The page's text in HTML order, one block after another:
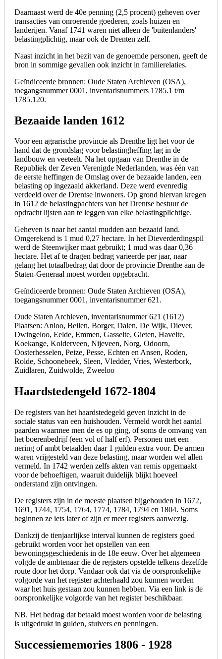
Daarnaast werd de 40e penning (2,5 procent) geheven over
transacties van onroerende goederen, zoals huizen en
landerijen. Vanaf 1741 waren niet alleen de 'buitenlanders'
belastingplichtig, maar ook de Drenten zelf.
Naast inzicht in het bezit van de genoemde personen, geeft de
bron in sommige gevallen ook inzicht in familierelaties.
Geïndiceerde bronnen: Oude Staten Archieven (OSA),
toegangsnummer 0001, inventarisnummers 1785.1 t/m
1785.120.
Bezaaide landen 1612
Voor een agrarische provincie als Drenthe ligt het voor de
hand dat de grondslag voor belastingheffing lag in de
landbouw en veeteelt. Na het opgaan van Drenthe in de
Republiek der Zeven Verenigde Nederlanden, was één van
de eerste heffingen de Omslag over de bezaaide landen, een
belasting op ingezaaid akkerland. Deze werd evenredig
verdeeld over de Drentse inwoners. Op grond hiervan kregen
in 1612 de belastingpachters van het Drentse bestuur de
opdracht lijsten aan te leggen van elke belastingplichtige.
Geheven is naar het aantal mudden aan bezaaid land.
Omgerekend is 1 mud 0,27 hectare. In het Dieverderdingspil
werd de Steenwijker maat gebruikt; 1 mud was daar 0,36
hectare. Het af te dragen bedrag varieerde per jaar, naar
gelang het totaalbedrag dat door de provincie Drenthe aan de
Staten-Generaal moest worden opgebracht.
Geïndiceerde bronnen: Oude Staten Archieven (OSA),
toegangsnummer 0001, inventarisnummer 621.
Oude Staten Archieven, inventarisnummer 621 (1612)
Plaatsen: Anloo, Beilen, Borger, Dalen, De Wijk, Diever,
Dwingeloo, Eelde, Emmen, Gasselte, Gieten, Havelte,
Koekange, Kolderveen, Nijeveen, Norg, Odoorn,
Oosterhesselen, Peize, Pesse, Echten en Ansen, Roden,
Rolde, Schoonebeek, Sleen, Vledder, Vries, Westerbork,
Zuidlaren, Zuidwolde, Zweeloo
Haardstedengeld 1672-1804
De registers van het haardstedegeld geven inzicht in de
sociale status van een huishouden. Vermeld wordt het aantal
paarden waarmee men de es op ging, of soms de omvang van
het boerenbedrijf (een vol of half erf). Personen met een
nering of ambt betaalden daar 1 gulden extra voor. De armen
waren vrijgesteld van deze belasting, maar worden wel allen
vermeld. In 1742 werden zelfs akten van remis opgemaakt
voor de behoeftigen, waaruit duidelijk blijkt hoeveel
onderstand zijn ontvingen.
De registers zijn in de meeste plaatsen bijgehouden in 1672,
1691, 1744, 1754, 1764, 1774, 1784, 1794 en 1804. Soms
beginnen ze iets later of zijn er meer registers aanwezig.
Dankzij de tienjaarlijkse interval kunnen de registers goed
gebruikt worden voor het opstellen van een
bewoningsgeschiedenis in de 18e eeuw. Over het algemeen
volgde de ambtenaar die de registers opstelde telkens dezelfde
route door het dorp. Vandaar ook dat via de oorspronkelijke
volgorde van het register achterhaald zou kunnen worden
waar het huis gestaan zou kunnen hebben. Via een link is de
oorspronkelijke volgorde van het register beschikbaar.
NB. Het bedrag dat betaald moest worden voor de belasting
is uitgedrukt in gulden, stuivers en penningen.
Successiememories 1806 - 1928